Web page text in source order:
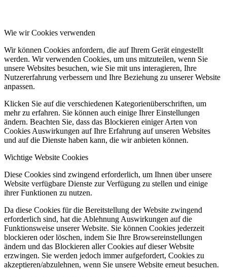
Wie wir Cookies verwenden
Wir können Cookies anfordern, die auf Ihrem Gerät eingestellt
werden. Wir verwenden Cookies, um uns mitzuteilen, wenn Sie
unsere Websites besuchen, wie Sie mit uns interagieren, Ihre
Nutzererfahrung verbessern und Ihre Beziehung zu unserer Website
anpassen.
Klicken Sie auf die verschiedenen Kategorienüberschriften, um
mehr zu erfahren. Sie können auch einige Ihrer Einstellungen
ändern. Beachten Sie, dass das Blockieren einiger Arten von
Cookies Auswirkungen auf Ihre Erfahrung auf unseren Websites
und auf die Dienste haben kann, die wir anbieten können.
Wichtige Website Cookies
Diese Cookies sind zwingend erforderlich, um Ihnen über unsere
Website verfügbare Dienste zur Verfügung zu stellen und einige
ihrer Funktionen zu nutzen.
Da diese Cookies für die Bereitstellung der Website zwingend
erforderlich sind, hat die Ablehnung Auswirkungen auf die
Funktionsweise unserer Website. Sie können Cookies jederzeit
blockieren oder löschen, indem Sie Ihre Browsereinstellungen
ändern und das Blockieren aller Cookies auf dieser Website
erzwingen. Sie werden jedoch immer aufgefordert, Cookies zu
akzeptieren/abzulehnen, wenn Sie unsere Website erneut besuchen.